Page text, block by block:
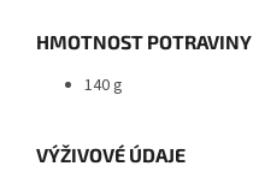
HMOTNOST POTRAVINY
140 g
VÝŽIVOVÉ ÚDAJE